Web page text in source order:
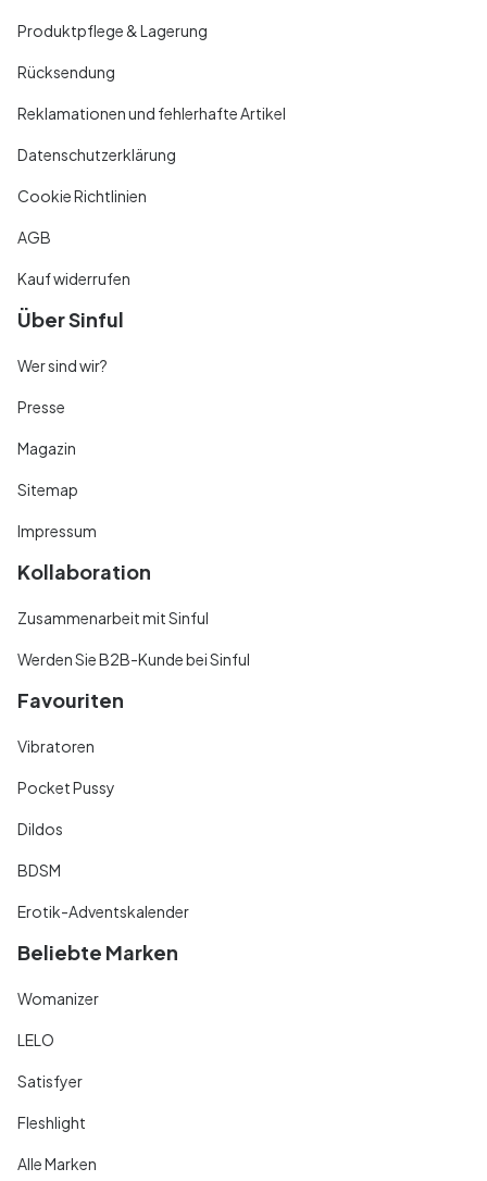
Produktpflege & Lagerung
Rücksendung
Reklamationen und fehlerhafte Artikel
Datenschutzerklärung
Cookie Richtlinien
AGB
Kauf widerrufen
Über Sinful
Wer sind wir?
Presse
Magazin
Sitemap
Impressum
Kollaboration
Zusammenarbeit mit Sinful
Werden Sie B2B-Kunde bei Sinful
Favouriten
Vibratoren
Pocket Pussy
Dildos
BDSM
Erotik-Adventskalender
Beliebte Marken
Womanizer
LELO
Satisfyer
Fleshlight
Alle Marken